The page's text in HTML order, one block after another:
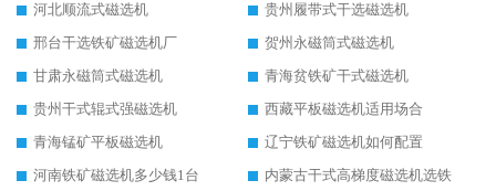
河北顺流式磁选机
贵州履带式干选磁选机
邢台干选铁矿磁选机厂
贺州永磁筒式磁选机
甘肃永磁筒式磁选机
青海贫铁矿干式磁选机
贵州干式辊式强磁选机
西藏平板磁选机适用场合
青海锰矿平板磁选机
辽宁铁矿磁选机如何配置
河南铁矿磁选机多少钱1台
内蒙古干式高梯度磁选机选铁